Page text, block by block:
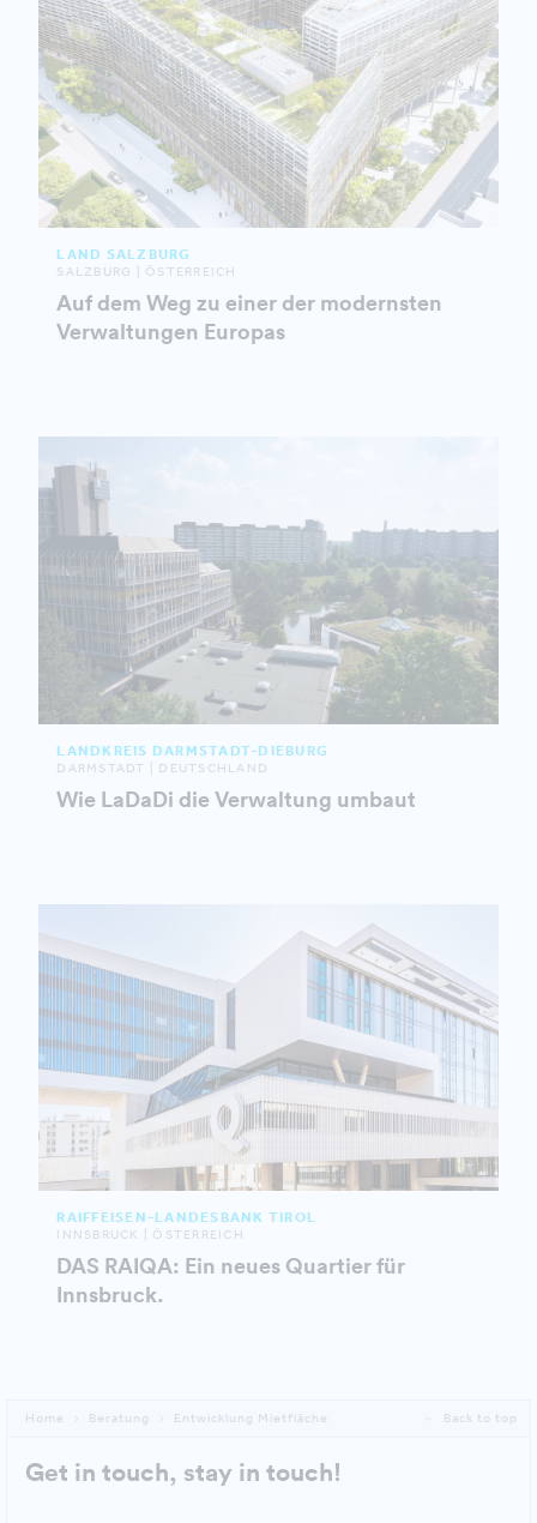
LAND SALZBURG
SALZBURG | ÖSTERREICH
Auf dem Weg zu einer der modernsten
Verwaltungen Europas
LANDKREIS DARMSTADT-DIEBURG
DARMSTADT | DEUTSCHLAND
Wie LaDaDi die Verwaltung umbaut
RAIFFEISEN-LANDESBANK TIROL
INNSBRUCK | ÖSTERREICH
DAS RAIQA: Ein neues Quartier für
Innsbruck.
Home Beratung Entwicklung Mietfläche Back to top
Get in touch, stay in touch!